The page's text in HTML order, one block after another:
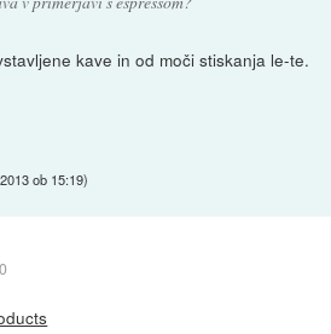
kave in od moči stiskanja le-te.
ob 15:19)